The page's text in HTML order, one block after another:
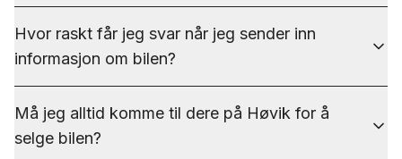
Hvor raskt får jeg svar når jeg sender inn
informasjon om bilen?
Må jeg alltid komme til dere på Høvik for å
selge bilen?